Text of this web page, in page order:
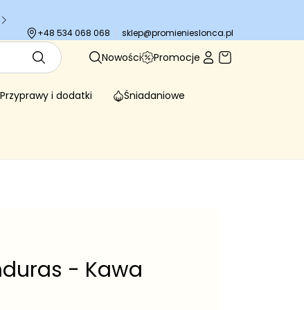
+48 534 068 068
sklep@promienieslonca.pl
Nowości Promocje
Przyprawy i dodatki Śniadaniowe
- Kawa